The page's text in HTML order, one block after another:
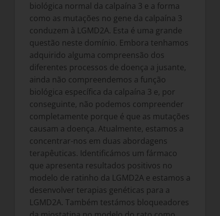
biológica normal da calpaína 3 e a forma
como as mutações no gene da calpaína 3
conduzem à LGMD2A. Esta é uma grande
questão neste domínio. Embora tenhamos
adquirido alguma compreensão dos
diferentes processos de doença a jusante,
ainda não compreendemos a função
biológica específica da calpaína 3 e, por
conseguinte, não podemos compreender
completamente porque é que as mutações
causam a doença. Atualmente, estamos a
concentrar-nos em duas abordagens
terapêuticas. Identificámos um fármaco
que apresenta resultados positivos no
modelo de ratinho da LGMD2A e estamos a
desenvolver terapias genéticas para a
LGMD2A. Também testámos bloqueadores